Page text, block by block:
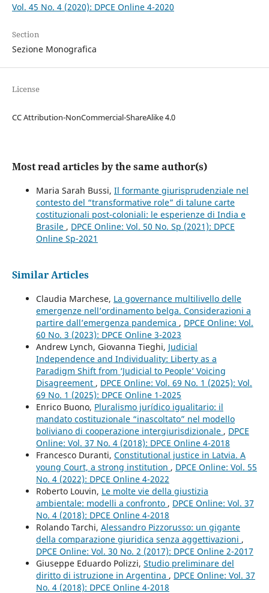
Vol. 45 No. 4 (2020): DPCE Online 4-2020
Section
Sezione Monografica
License
CC Attribution-NonCommercial-ShareAlike 4.0
Most read articles by the same author(s)
Maria Sarah Bussi, Il formante giurisprudenziale nel
contesto del “transformative role” di talune carte
costituzionali post-coloniali: le esperienze di India e
Brasile , DPCE Online: Vol. 50 No. Sp (2021): DPCE
Online Sp-2021
Similar Articles
Claudia Marchese, La governance multilivello delle
emergenze nell’ordinamento belga. Considerazioni a
partire dall’emergenza pandemica , DPCE Online: Vol.
60 No. 3 (2023): DPCE Online 3-2023
Andrew Lynch, Giovanna Tieghi, Judicial
Independence and Individuality: Liberty as a
Paradigm Shift from ‘Judicial to People’ Voicing
Disagreement , DPCE Online: Vol. 69 No. 1 (2025): Vol.
69 No. 1 (2025): DPCE Online 1-2025
Enrico Buono, Pluralismo jurídico igualitario: il
mandato costituzionale “inascoltato” nel modello
boliviano di cooperazione intergiurisdizionale , DPCE
Online: Vol. 37 No. 4 (2018): DPCE Online 4-2018
Francesco Duranti, Constitutional justice in Latvia. A
young Court, a strong institution , DPCE Online: Vol. 55
No. 4 (2022): DPCE Online 4-2022
Roberto Louvin, Le molte vie della giustizia
ambientale: modelli a confronto , DPCE Online: Vol. 37
No. 4 (2018): DPCE Online 4-2018
Rolando Tarchi, Alessandro Pizzorusso: un gigante
della comparazione giuridica senza aggettivazioni ,
DPCE Online: Vol. 30 No. 2 (2017): DPCE Online 2-2017
Giuseppe Eduardo Polizzi, Studio preliminare del
diritto di istruzione in Argentina , DPCE Online: Vol. 37
No. 4 (2018): DPCE Online 4-2018